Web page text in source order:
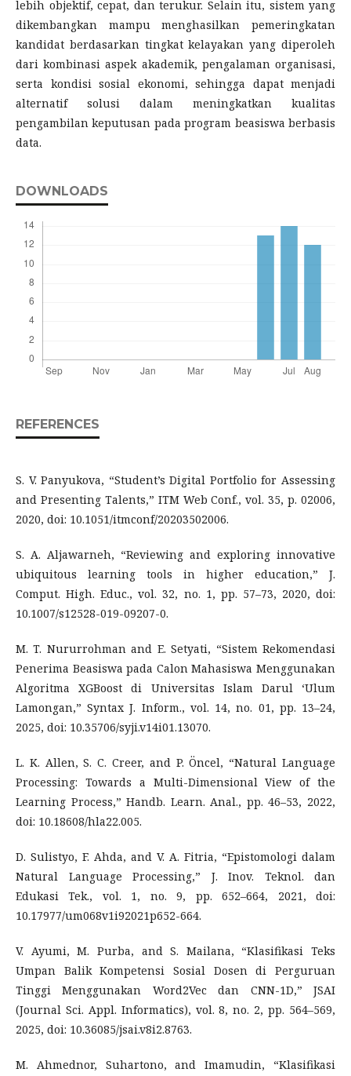
lebih objektif, cepat, dan terukur. Selain itu, sistem yang
dikembangkan mampu menghasilkan pemeringkatan
kandidat berdasarkan tingkat kelayakan yang diperoleh
dari kombinasi aspek akademik, pengalaman organisasi,
serta kondisi sosial ekonomi, sehingga dapat menjadi
alternatif solusi dalam meningkatkan kualitas
pengambilan keputusan pada program beasiswa berbasis
data.
DOWNLOADS
REFERENCES
S. V. Panyukova, “Student’s Digital Portfolio for Assessing
and Presenting Talents,” ITM Web Conf., vol. 35, p. 02006,
2020, doi: 10.1051/itmconf/20203502006.
S. A. Aljawarneh, “Reviewing and exploring innovative
ubiquitous learning tools in higher education,” J.
Comput. High. Educ., vol. 32, no. 1, pp. 57–73, 2020, doi:
10.1007/s12528-019-09207-0.
M. T. Nururrohman and E. Setyati, “Sistem Rekomendasi
Penerima Beasiswa pada Calon Mahasiswa Menggunakan
Algoritma XGBoost di Universitas Islam Darul ‘Ulum
Lamongan,” Syntax J. Inform., vol. 14, no. 01, pp. 13–24,
2025, doi: 10.35706/syji.v14i01.13070.
L. K. Allen, S. C. Creer, and P. Öncel, “Natural Language
Processing: Towards a Multi-Dimensional View of the
Learning Process,” Handb. Learn. Anal., pp. 46–53, 2022,
doi: 10.18608/hla22.005.
D. Sulistyo, F. Ahda, and V. A. Fitria, “Epistomologi dalam
Natural Language Processing,” J. Inov. Teknol. dan
Edukasi Tek., vol. 1, no. 9, pp. 652–664, 2021, doi:
10.17977/um068v1i92021p652-664.
V. Ayumi, M. Purba, and S. Mailana, “Klasifikasi Teks
Umpan Balik Kompetensi Sosial Dosen di Perguruan
Tinggi Menggunakan Word2Vec dan CNN-1D,” JSAI
(Journal Sci. Appl. Informatics), vol. 8, no. 2, pp. 564–569,
2025, doi: 10.36085/jsai.v8i2.8763.
M. Ahmednor, Suhartono, and Imamudin, “Klasifikasi